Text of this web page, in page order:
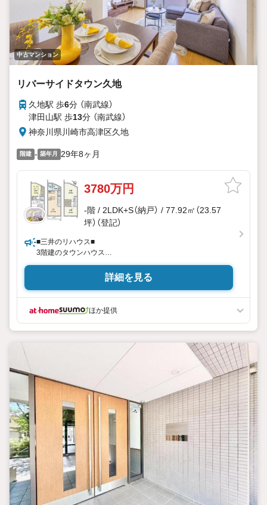
中古マンション
リバーサイドタウン久地
久地駅 歩6分 （南武線）
津田山駅 歩13分 （南武線）
神奈川県川崎市高津区久地
階建 - 築年月 29年8ヶ月
3780万円
-階 / 2LDK+S（納戸） / 77.92㎡（23.57
坪）（登記）
■三井のリハウス■
3階建のタウンハウス
専用駐車場付(無償／車種による)
詳細を見る
ほか提供